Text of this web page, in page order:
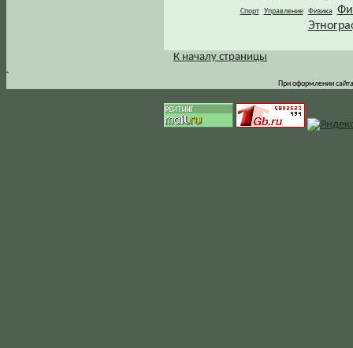
Спорт Управление Физика
.
К началу страницы
При оформлении